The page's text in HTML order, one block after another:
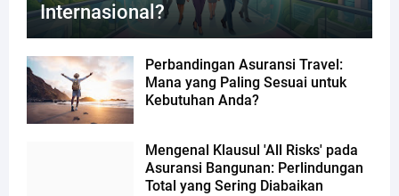
Internasional?
Perbandingan Asuransi Travel:
Mana yang Paling Sesuai untuk
Kebutuhan Anda?
Mengenal Klausul 'All Risks' pada
Asuransi Bangunan: Perlindungan
Total yang Sering Diabaikan